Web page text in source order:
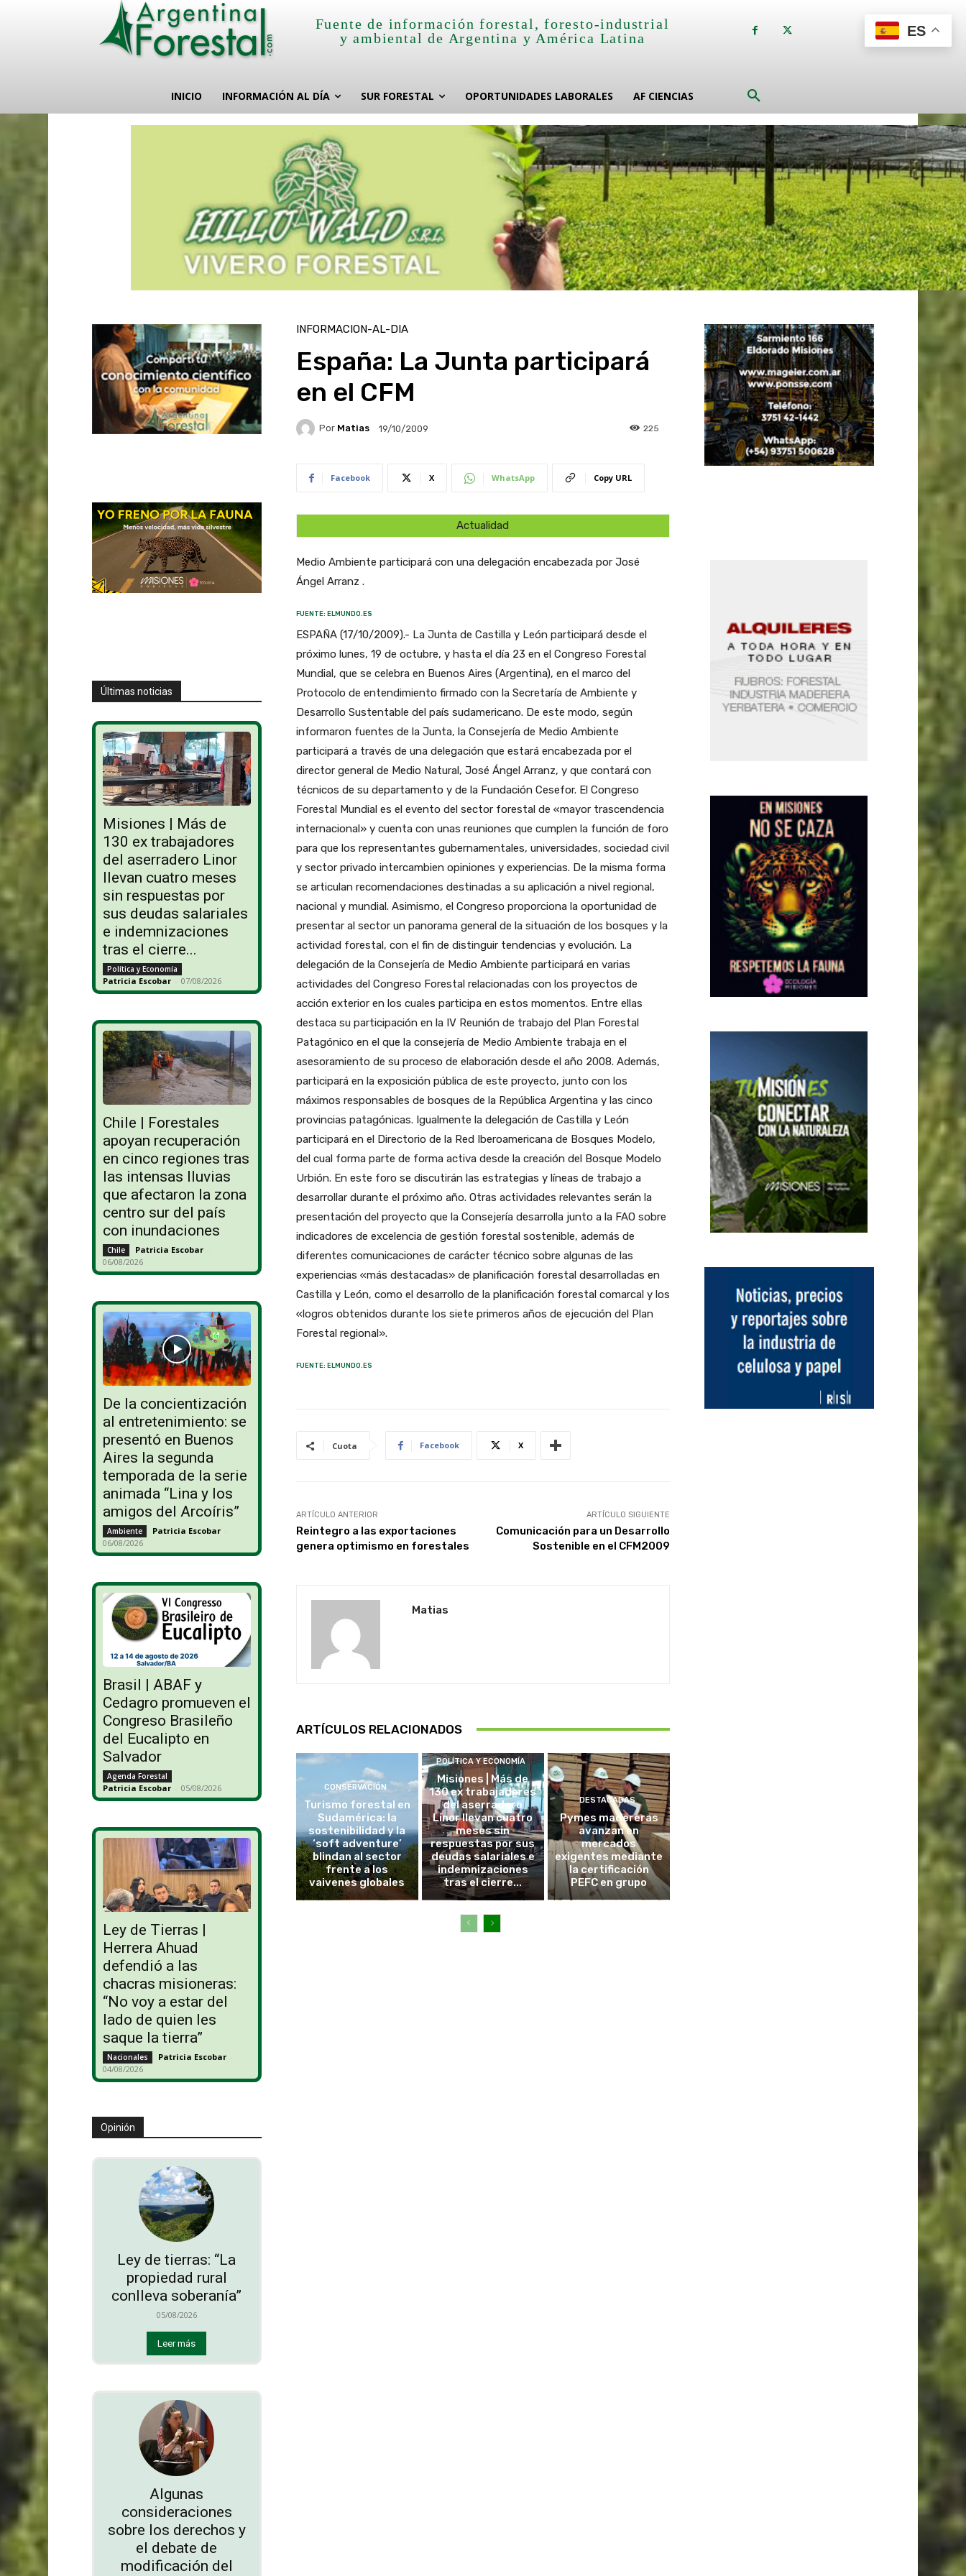
Fuente de información forestal, foresto-industrial
y ambiental de Argentina y América Latina
INICIO INFORMACIÓN AL DÍA SUR FORESTAL OPORTUNIDADES LABORALES AF CIENCIAS
Últimas noticias
Misiones | Más de
130 ex trabajadores
del aserradero Linor
llevan cuatro meses
sin respuestas por
sus deudas salariales
e indemnizaciones
tras el cierre...
Política y Economía
Patricia Escobar - 07/08/2026
Chile | Forestales
apoyan recuperación
en cinco regiones tras
las intensas lluvias
que afectaron la zona
centro sur del país
con inundaciones
Chile Patricia Escobar -
06/08/2026
De la concientización
al entretenimiento: se
presentó en Buenos
Aires la segunda
temporada de la serie
animada “Lina y los
amigos del Arcoíris”
Ambiente Patricia Escobar -
06/08/2026
Brasil | ABAF y
Cedagro promueven el
Congreso Brasileño
del Eucalipto en
Salvador
Agenda Forestal
Patricia Escobar - 05/08/2026
Ley de Tierras |
Herrera Ahuad
defendió a las
chacras misioneras:
“No voy a estar del
lado de quien les
saque la tierra”
Nacionales Patricia Escobar -
04/08/2026
Opinión
Ley de tierras: “La
propiedad rural
conlleva soberanía”
05/08/2026
Leer más
Algunas
consideraciones
sobre los derechos y
el debate de
modificación del
INFORMACION-AL-DIA
España: La Junta participará
en el CFM
Por Matias 19/10/2009 225
Facebook X WhatsApp Copy URL
Actualidad
Medio Ambiente participará con una delegación encabezada por José
Ángel Arranz .
FUENTE: ELMUNDO.ES
ESPAÑA (17/10/2009).- La Junta de Castilla y León participará desde el
próximo lunes, 19 de octubre, y hasta el día 23 en el Congreso Forestal
Mundial, que se celebra en Buenos Aires (Argentina), en el marco del
Protocolo de entendimiento firmado con la Secretaría de Ambiente y
Desarrollo Sustentable del país sudamericano. De este modo, según
informaron fuentes de la Junta, la Consejería de Medio Ambiente
participará a través de una delegación que estará encabezada por el
director general de Medio Natural, José Ángel Arranz, y que contará con
técnicos de su departamento y de la Fundación Cesefor. El Congreso
Forestal Mundial es el evento del sector forestal de «mayor trascendencia
internacional» y cuenta con unas reuniones que cumplen la función de foro
para que los representantes gubernamentales, universidades, sociedad civil
y sector privado intercambien opiniones y experiencias. De la misma forma
se articulan recomendaciones destinadas a su aplicación a nivel regional,
nacional y mundial. Asimismo, el Congreso proporciona la oportunidad de
presentar al sector un panorama general de la situación de los bosques y la
actividad forestal, con el fin de distinguir tendencias y evolución. La
delegación de la Consejería de Medio Ambiente participará en varias
actividades del Congreso Forestal relacionadas con los proyectos de
acción exterior en los cuales participa en estos momentos. Entre ellas
destaca su participación en la IV Reunión de trabajo del Plan Forestal
Patagónico en el que la consejería de Medio Ambiente trabaja en el
asesoramiento de su proceso de elaboración desde el año 2008. Además,
participará en la exposición pública de este proyecto, junto con los
máximos responsables de bosques de la República Argentina y las cinco
provincias patagónicas. Igualmente la delegación de Castilla y León
participará en el Directorio de la Red Iberoamericana de Bosques Modelo,
del cual forma parte de forma activa desde la creación del Bosque Modelo
Urbión. En este foro se discutirán las estrategias y líneas de trabajo a
desarrollar durante el próximo año. Otras actividades relevantes serán la
presentación del proyecto que la Consejería desarrolla junto a la FAO sobre
indicadores de excelencia de gestión forestal sostenible, además de
diferentes comunicaciones de carácter técnico sobre algunas de las
experiencias «más destacadas» de planificación forestal desarrolladas en
Castilla y León, como el desarrollo de la planificación forestal comarcal y los
«logros obtenidos durante los siete primeros años de ejecución del Plan
Forestal regional».
FUENTE: ELMUNDO.ES
Cuota Facebook X
ARTÍCULO ANTERIOR
Reintegro a las exportaciones
genera optimismo en forestales
ARTÍCULO SIGUIENTE
Comunicación para un Desarrollo
Sostenible en el CFM2009
Matias
ARTÍCULOS RELACIONADOS
CONSERVACIÓN
Turismo forestal en
Sudamérica: la
sostenibilidad y la
‘soft adventure’
blindan al sector
frente a los
vaivenes globales
POLÍTICA Y ECONOMÍA
Misiones | Más de
130 ex trabajadores
del aserradero
Linor llevan cuatro
meses sin
respuestas por sus
deudas salariales e
indemnizaciones
tras el cierre...
DESTACADAS
Pymes madereras
avanzan en
mercados
exigentes mediante
la certificación
PEFC en grupo
ES